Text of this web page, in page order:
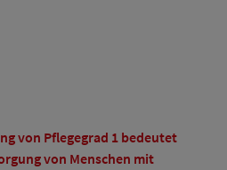
von Pflegegrad 1 bedeutet
von Menschen mit